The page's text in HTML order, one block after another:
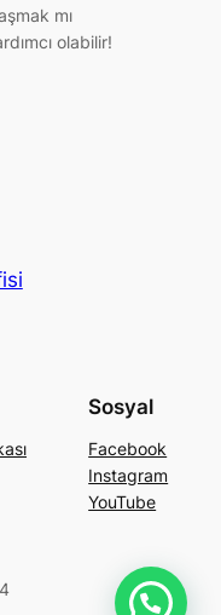
mı
olabilir!
Sosyal
Facebook
Instagram
YouTube